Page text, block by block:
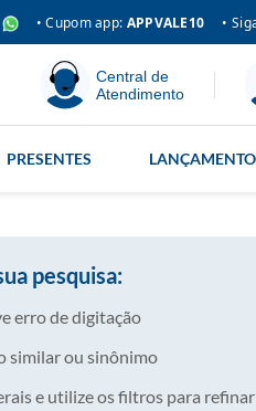
• Cupom app: APPVALE10 •
Central de
Atendimento
PRESENTES
pesquisa:
erro de digitação
similar ou sinônimo
e utilize os filtros para refinar